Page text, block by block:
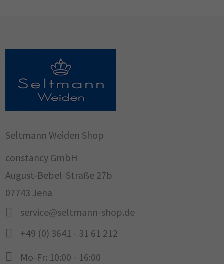
Seltmann Weiden Shop
constancy GmbH
August-Bebel-Straße 27b
07743 Jena
service@seltmann-shop.de
+49 (0) 3641 - 31 61 212
Mo-Fr: 10:00 - 16:00